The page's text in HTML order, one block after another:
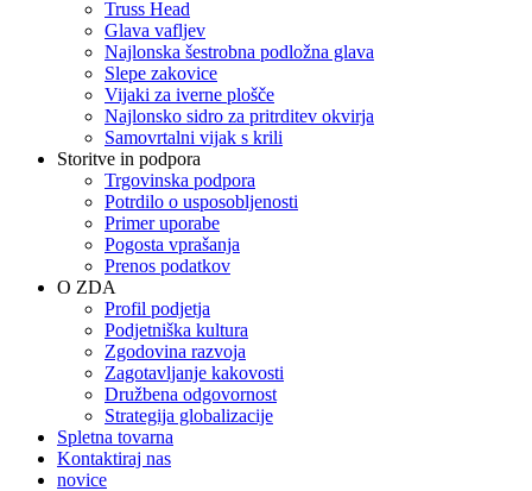
Truss Head
Glava vafljev
Najlonska šestrobna podložna glava
Slepe zakovice
Vijaki za iverne plošče
Najlonsko sidro za pritrditev okvirja
Samovrtalni vijak s krili
Storitve in podpora
Trgovinska podpora
Potrdilo o usposobljenosti
Primer uporabe
Pogosta vprašanja
Prenos podatkov
O ZDA
Profil podjetja
Podjetniška kultura
Zgodovina razvoja
Zagotavljanje kakovosti
Družbena odgovornost
Strategija globalizacije
Spletna tovarna
Kontaktiraj nas
novice